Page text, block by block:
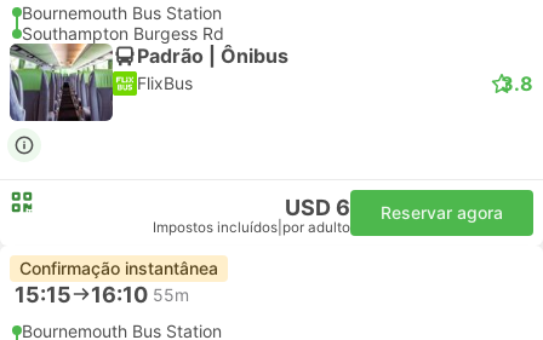
Bournemouth Bus Station
Southampton Burgess Rd
Padrão | Ônibus
FlixBus 3.8
USD 6
Impostos incluídos por adulto
Reservar agora
Confirmação instantânea
15:15 16:10 55m
Bournemouth Bus Station